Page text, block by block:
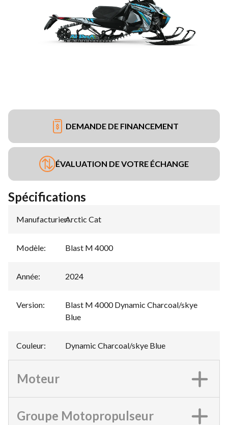
DEMANDE DE FINANCEMENT
ÉVALUATION DE VOTRE ÉCHANGE
Spécifications
Manufacturier:
Arctic Cat
Modèle: Blast M 4000
Année: 2024
Version:
Blast M 4000 Dynamic Charcoal/skye
Blue
Couleur: Dynamic Charcoal/skye Blue
Moteur
Groupe Motopropulseur